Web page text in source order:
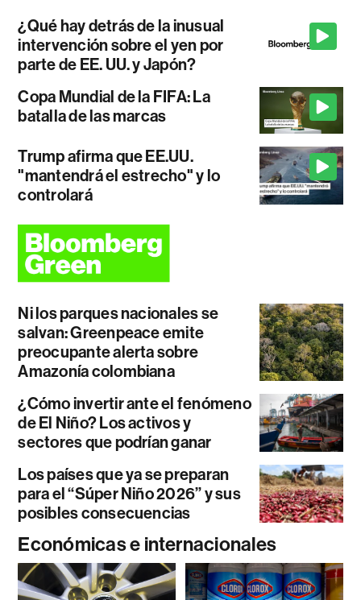
¿Qué hay detrás de la inusual
intervención sobre el yen por
parte de EE. UU. y Japón?
Copa Mundial de la FIFA: La
batalla de las marcas
Trump afirma que EE.UU.
"mantendrá el estrecho" y lo
controlará
Ni los parques nacionales se
salvan: Greenpeace emite
preocupante alerta sobre
Amazonía colombiana
¿Cómo invertir ante el fenómeno
de El Niño? Los activos y
sectores que podrían ganar
Los países que ya se preparan
para el “Súper Niño 2026” y sus
posibles consecuencias
Económicas e internacionales